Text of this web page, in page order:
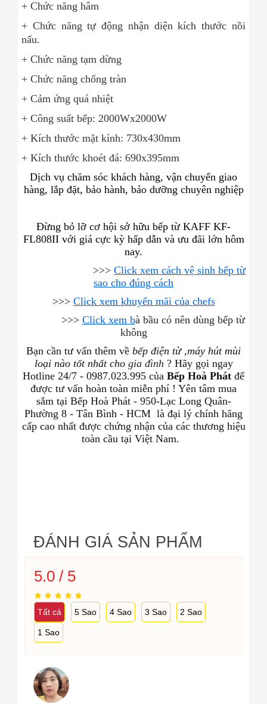
+ Chức năng hâm
+ Chức năng tự động nhận diện kích thước nồi
nấu.
+ Chức năng tạm dừng
+ Chức năng chống tràn
+ Cảm ứng quá nhiệt
+ Công suất bếp: 2000Wx2000W
+ Kích thước mặt kính: 730x430mm
+ Kích thước khoét đá: 690x395mm
Dịch vụ chăm sóc khách hàng, vận chuyển giao
hàng, lắp đặt, bảo hành, bảo dưỡng chuyên nghiệp
Đừng bỏ lỡ cơ hội sở hữu bếp từ KAFF KF-
FL808II với giá cực kỳ hấp dẫn và ưu đãi lớn hôm
nay.
>>> Click xem cách vệ sinh bếp từ
sao cho đúng cách
>>> Click xem khuyến mãi của chefs
>>> Click xem bà bầu có nên dùng bếp từ
không
Bạn cần tư vấn thêm về bếp điện từ ,máy hút mùi
loại nào tốt nhất cho gia đình ? Hãy gọi ngay
Hotline 24/7 - 0987.023.995 của Bếp Hoà Phát để
được tư vấn hoàn toàn miễn phí ! Yên tâm mua
sắm tại Bếp Hoà Phát - 950-Lạc Long Quân-
Phường 8 - Tân Bình - HCM là đại lý chính hãng
cấp cao nhất được chứng nhận của các thương hiệu
toàn cầu tại Việt Nam.
ĐÁNH GIÁ SẢN PHẨM
5.0 / 5
Tất cả 5 Sao 4 Sao 3 Sao 2 Sao
1 Sao